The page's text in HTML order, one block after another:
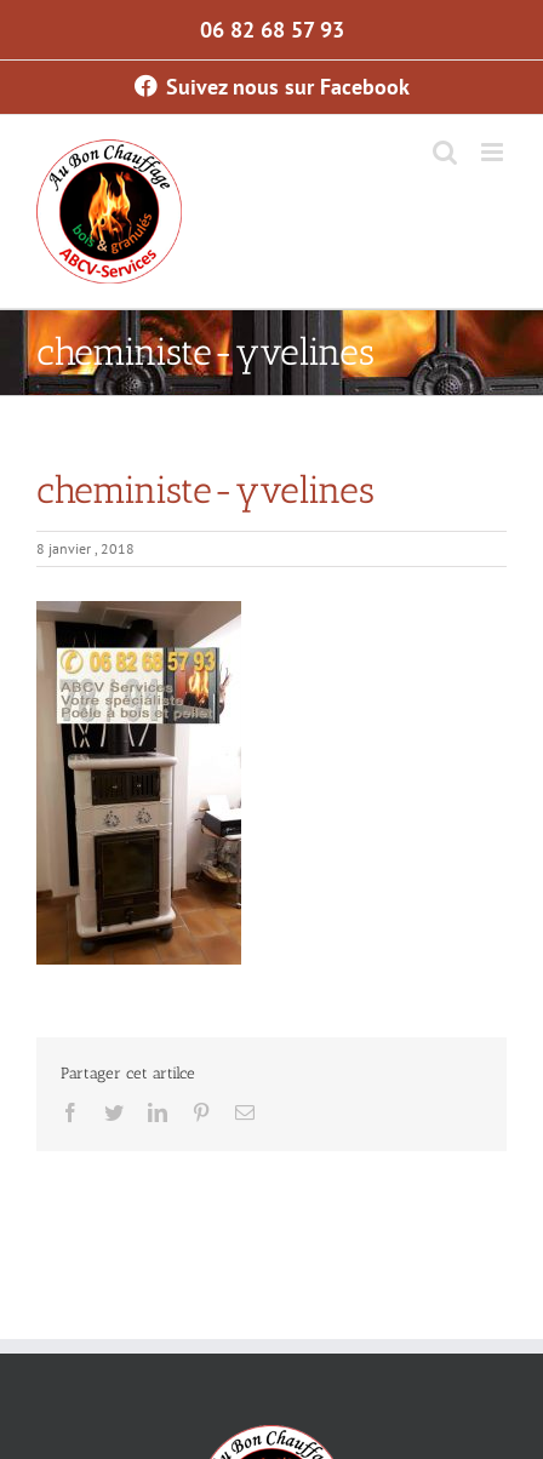
06 82 68 57 93
Suivez nous sur Facebook
cheministe-yvelines
cheministe-yvelines
8 janvier , 2018
Partager cet artilce
Facebook
TwitterLinkedInPinterestEmail